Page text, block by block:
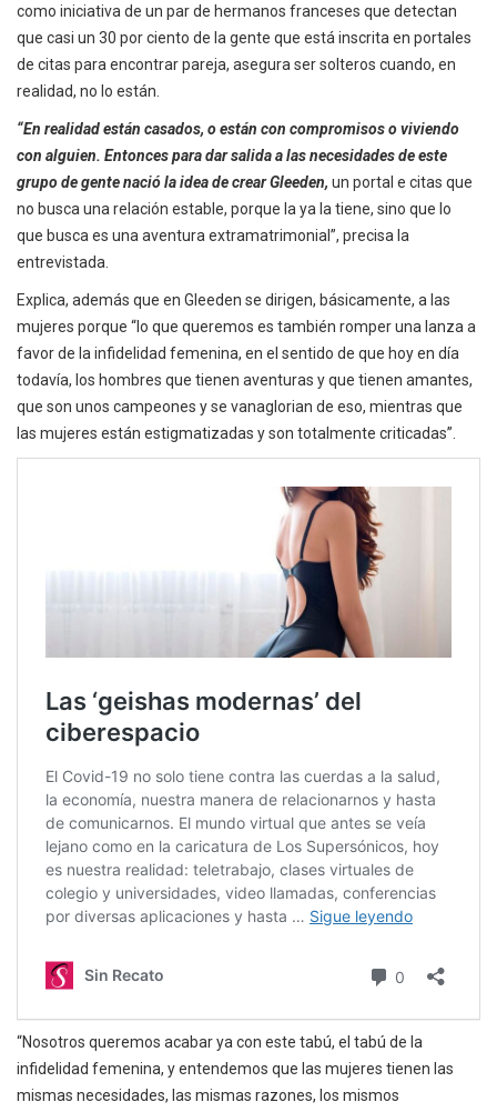
como iniciativa de un par de hermanos franceses que detectan
que casi un 30 por ciento de la gente que está inscrita en portales
de citas para encontrar pareja, asegura ser solteros cuando, en
realidad, no lo están.
“En realidad están casados, o están con compromisos o viviendo
con alguien. Entonces para dar salida a las necesidades de este
grupo de gente nació la idea de crear Gleeden, un portal e citas que
no busca una relación estable, porque la ya la tiene, sino que lo
que busca es una aventura extramatrimonial”, precisa la
entrevistada.
Explica, además que en Gleeden se dirigen, básicamente, a las
mujeres porque “lo que queremos es también romper una lanza a
favor de la infidelidad femenina, en el sentido de que hoy en día
todavía, los hombres que tienen aventuras y que tienen amantes,
que son unos campeones y se vanaglorian de eso, mientras que
las mujeres están estigmatizadas y son totalmente criticadas”.
“Nosotros queremos acabar ya con este tabú, el tabú de la
infidelidad femenina, y entendemos que las mujeres tienen las
mismas necesidades, las mismas razones, los mismos